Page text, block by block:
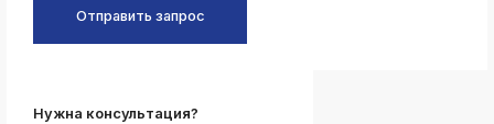
ksldkfjsdlfkjsls;ldfkgjsdl;kfkфыва
k
ksldkfjsdlfkjsls;ldfkgjsdl;kfkфыва
Отправить запрос
Нужна консультация?